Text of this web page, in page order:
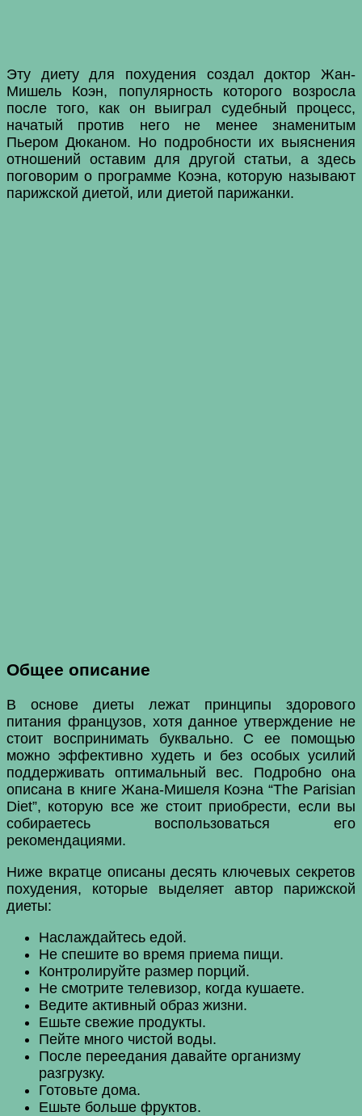
Эту диету для похудения создал доктор Жан-
Мишель Коэн, популярность которого возросла
после того, как он выиграл судебный процесс,
начатый против него не менее знаменитым
Пьером Дюканом. Но подробности их выяснения
отношений оставим для другой статьи, а здесь
поговорим о программе Коэна, которую называют
парижской диетой, или диетой парижанки.
Общее описание
В основе диеты лежат принципы здорового
питания французов, хотя данное утверждение не
стоит воспринимать буквально. С ее помощью
можно эффективно худеть и без особых усилий
поддерживать оптимальный вес. Подробно она
описана в книге Жана-Мишеля Коэна “The Parisian
Diet”, которую все же стоит приобрести, если вы
собираетесь воспользоваться его
рекомендациями.
Ниже вкратце описаны десять ключевых секретов
похудения, которые выделяет автор парижской
диеты:
Наслаждайтесь едой.
Не спешите во время приема пищи.
Контролируйте размер порций.
Не смотрите телевизор, когда кушаете.
Ведите активный образ жизни.
Ешьте свежие продукты.
Пейте много чистой воды.
После переедания давайте организму
разгрузку.
Готовьте дома.
Ешьте больше фруктов.